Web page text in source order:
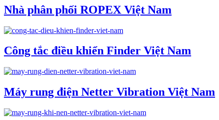
Nhà phân phối ROPEX Việt Nam
Công tắc điều khiển Finder Việt Nam
Máy rung điện Netter Vibration Việt Nam